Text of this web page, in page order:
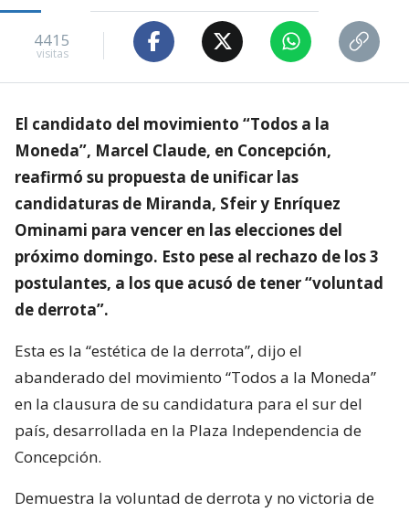
4415
visitas
El candidato del movimiento “Todos a la
Moneda”, Marcel Claude, en Concepción,
reafirmó su propuesta de unificar las
candidaturas de Miranda, Sfeir y Enríquez
Ominami para vencer en las elecciones del
próximo domingo. Esto pese al rechazo de los 3
postulantes, a los que acusó de tener “voluntad
de derrota”.
Esta es la “estética de la derrota”, dijo el
abanderado del movimiento “Todos a la Moneda”
en la clausura de su candidatura para el sur del
país, desarrollada en la Plaza Independencia de
Concepción.
Demuestra la voluntad de derrota y no victoria de